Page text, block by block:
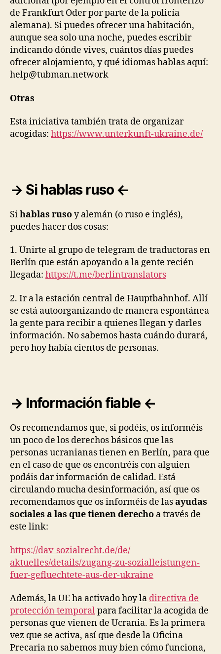
de Frankfurt Oder por parte de la policía
alemana). Si puedes ofrecer una habitación,
aunque sea solo una noche, puedes escribir
indicando dónde vives, cuántos días puedes
ofrecer alojamiento, y qué idiomas hablas aquí:
help@tubman.network
Otras
Esta iniciativa también trata de organizar
acogidas: https://www.unterkunft-ukraine.de/
→ Si hablas ruso ←
Sihablas rusoy alemán (o ruso e inglés),
puedes hacer dos cosas:
1. Unirte al grupo de telegram de traductoras en
Berlín que están apoyando a la gente recién
llegada: https://t.me/berlintranslators
2. Ir a la estación central de Hauptbahnhof. Allí
se está autoorganizando de manera espontánea
la gente para recibir a quienes llegan y darles
información. No sabemos hasta cuándo durará,
pero hoy había cientos de personas.
→ Información fiable ←
Os recomendamos que, si podéis, os informéis
un poco de los derechos básicos que las
personas ucranianas tienen en Berlín, para que
en el caso de que os encontréis con alguien
podáis dar información de calidad. Está
circulando mucha desinformación, así que os
recomendamos que os informéis de lasayudas
sociales a las que tienen derecho a través de
este link:
https://dav-sozialrecht.de/de/
aktuelles/details/zugang-zu-sozialleistungen-
fuer-gefluechtete-aus-der-ukraine
Además, la UE ha activado hoy la directiva de
protección temporalpara facilitar la acogida de
personas que vienen de Ucrania. Es la primera
vez que se activa, así que desde la Oficina
Precaria no sabemos muy bien cómo funciona,